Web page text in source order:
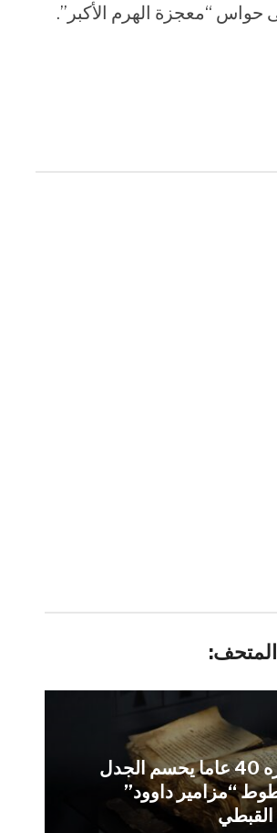
“معجزة الهرم الأكبر”.
دليل عمره 40 عاما يحسم الجدل
“مزامير داوود”
القبطي